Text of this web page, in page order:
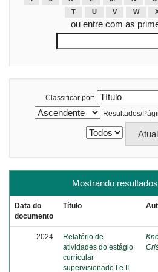
T
U V W
ou entre com as
Classificar por:
Resultados/
Mostrando
Data do
documento
Título
2024
Relatório de
atividades do estágio
curricular
supervisionado I e II